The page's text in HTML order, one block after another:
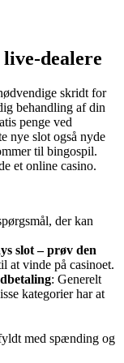
dealere
skridt for
behandling af din
penge ved
nye slot også nyde
til bingospil.
et online casino.
der kan
slot – prøv den
at vinde på casinoet.
: Generelt
kategorier har at
med spænding og